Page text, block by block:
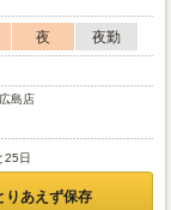
夜
夜勤
島店
25日
りあえず保存